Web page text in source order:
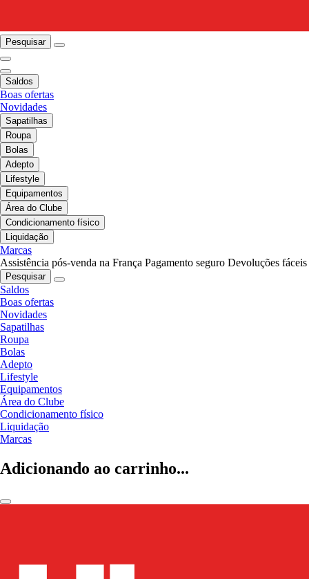
Pesquisar
Saldos
Boas ofertas
Novidades
Sapatilhas
Roupa
Bolas
Adepto
Lifestyle
Equipamentos
Área do Clube
Condicionamento físico
Liquidação
Marcas
Assistência pós-venda na França Pagamento seguro Devoluções fáceis
Pesquisar
Saldos
Boas ofertas
Novidades
Sapatilhas
Roupa
Bolas
Adepto
Lifestyle
Equipamentos
Área do Clube
Condicionamento físico
Liquidação
Marcas
Adicionando ao carrinho...